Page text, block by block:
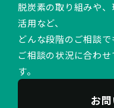
脱炭素の取り組みや
活用など、
どんな段階のご相談
ご相談の状況に合わ
す。
お